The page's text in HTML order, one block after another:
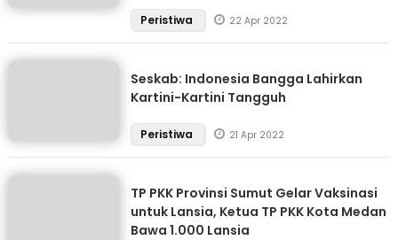
Peristiwa 22 Apr 2022
Seskab: Indonesia Bangga Lahirkan
Kartini-Kartini Tangguh
Peristiwa 21 Apr 2022
TP PKK Provinsi Sumut Gelar Vaksinasi
untuk Lansia, Ketua TP PKK Kota Medan
Bawa 1.000 Lansia